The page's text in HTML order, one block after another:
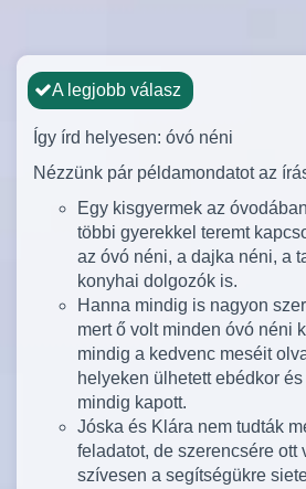
A legjobb válasz
Így írd helyesen: óvó néni
Nézzünk pár példamondatot az
Egy kisgyermek az
többi gyerekkel teremt
az óvó néni, a dajka néni, a
konyhai dolgozók is.
Hanna mindig is nagyon
mert ő volt minden óvó néni
mindig a kedvenc meséit
helyeken ülhetett ebédkor
mindig kapott.
Jóska és Klára nem tudták
feladatot, de szerencsére ott
szívesen a segítségükre